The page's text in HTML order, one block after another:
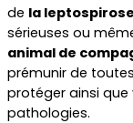
de la leptospirose
sérieuses ou
animal de
prémunir de
protéger ainsi
pathologies.